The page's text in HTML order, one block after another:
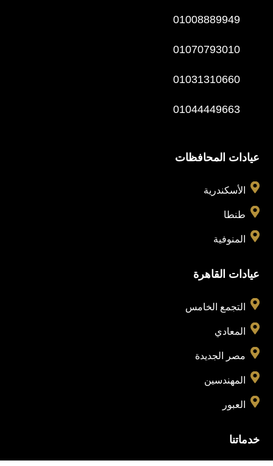
01008889949
01070793010
01031310660
01044449663
عيادات المحافظات
 الأسكندرية
 طنطا
 المنوفية
عيادات القاهرة
 التجمع الخامس
 المعادي
 مصر الجديدة
 المهندسين
 العبور
خدماتنا